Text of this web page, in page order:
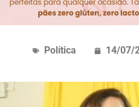
Política 14/07/